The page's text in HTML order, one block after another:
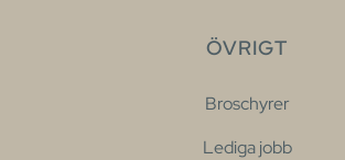
ÖVRIGT
Broschyrer
Lediga jobb